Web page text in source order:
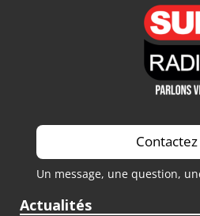
Un message, une question,
Actualités